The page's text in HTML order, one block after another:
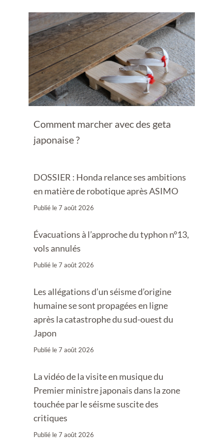
Comment marcher avec des geta
japonaise ?
DOSSIER : Honda relance ses ambitions
en matière de robotique après ASIMO
Publié le7 août 2026
Évacuations à l’approche du typhon n°13,
vols annulés
Publié le7 août 2026
Les allégations d’un séisme d’origine
humaine se sont propagées en ligne
après la catastrophe du sud-ouest du
Japon
Publié le7 août 2026
La vidéo de la visite en musique du
Premier ministre japonais dans la zone
touchée par le séisme suscite des
critiques
Publié le7 août 2026